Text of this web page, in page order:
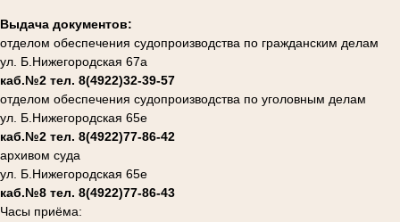
Выдача документов:
отделом обеспечения судопроизводства по гражданским делам
ул. Б.Нижегородская 67а
каб.№2 тел. 8(4922)32-39-57
отделом обеспечения судопроизводства по уголовным делам
ул. Б.Нижегородская 65е
каб.№2 тел. 8(4922)77-86-42
архивом суда
ул. Б.Нижегородская 65е
каб.№8 тел. 8(4922)77-86-43
Часы приёма: